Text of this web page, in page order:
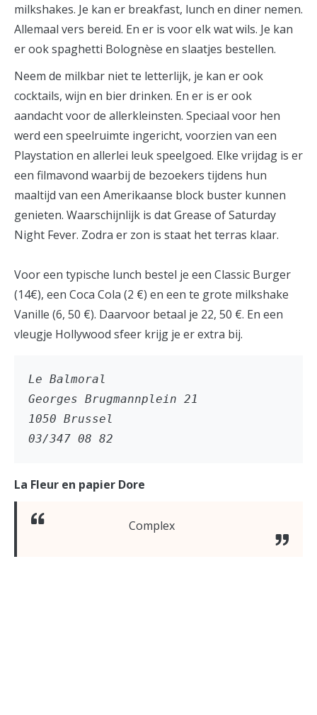
milkshakes. Je kan er breakfast, lunch en diner nemen.
Allemaal vers bereid. En er is voor elk wat wils. Je kan
er ook spaghetti Bolognèse en slaatjes bestellen.
Neem de milkbar niet te letterlijk, je kan er ook
cocktails, wijn en bier drinken. En er is er ook
aandacht voor de allerkleinsten. Speciaal voor hen
werd een speelruimte ingericht, voorzien van een
Playstation en allerlei leuk speelgoed. Elke vrijdag is er
een filmavond waarbij de bezoekers tijdens hun
maaltijd van een Amerikaanse block buster kunnen
genieten. Waarschijnlijk is dat Grease of Saturday
Night Fever. Zodra er zon is staat het terras klaar.
Voor een typische lunch bestel je een Classic Burger
(14€), een Coca Cola (2 €) en een te grote milkshake
Vanille (6, 50 €). Daarvoor betaal je 22, 50 €. En een
vleugje Hollywood sfeer krijg je er extra bij.
Le Balmoral
Georges Brugmannplein 21
1050 Brussel
03/347 08 82
La Fleur en papier Dore
Complex